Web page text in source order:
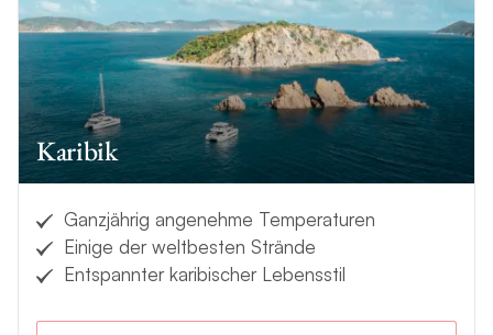
Karibik
Ganzjährig angenehme Temperaturen
Einige der weltbesten Strände
Entspannter karibischer Lebensstil